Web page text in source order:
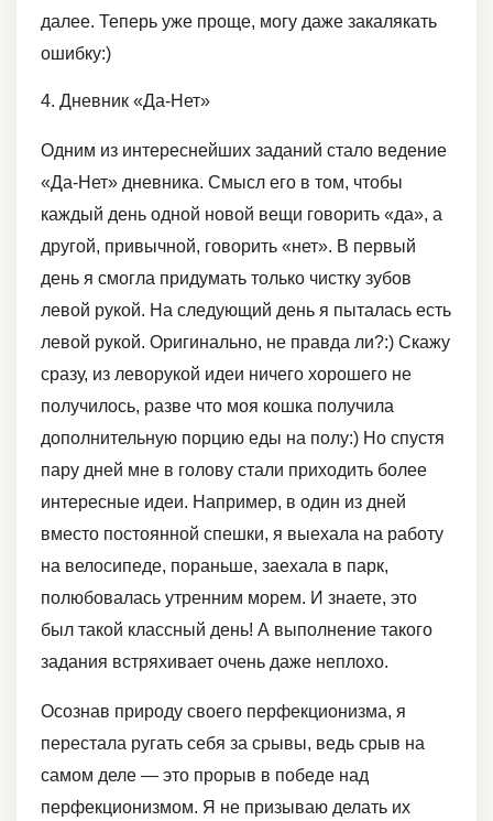
далее. Теперь уже проще, могу даже закалякать
ошибку:)
4. Дневник «Да-Нет»
Одним из интереснейших заданий стало ведение
«Да-Нет» дневника. Смысл его в том, чтобы
каждый день одной новой вещи говорить «да», а
другой, привычной, говорить «нет». В первый
день я смогла придумать только чистку зубов
левой рукой. На следующий день я пыталась есть
левой рукой. Оригинально, не правда ли?:) Скажу
сразу, из леворукой идеи ничего хорошего не
получилось, разве что моя кошка получила
дополнительную порцию еды на полу:) Но спустя
пару дней мне в голову стали приходить более
интересные идеи. Например, в один из дней
вместо постоянной спешки, я выехала на работу
на велосипеде, пораньше, заехала в парк,
полюбовалась утренним морем. И знаете, это
был такой классный день! А выполнение такого
задания встряхивает очень даже неплохо.
Осознав природу своего перфекционизма, я
перестала ругать себя за срывы, ведь срыв на
самом деле — это прорыв в победе над
перфекционизмом. Я не призываю делать их